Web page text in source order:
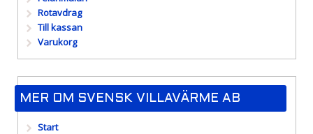
Rotavdrag
Till kassan
Varukorg
MER OM SVENSK VILLAVÄRME AB
Start